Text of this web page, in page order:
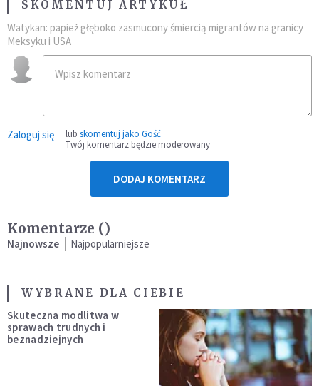
SKOMENTUJ ARTYKUŁ
Watykan: papież głęboko zasmucony śmiercią migrantów na granicy
Meksyku i USA
Zaloguj się lub skomentuj jako Gość
Twój komentarz będzie moderowany
DODAJ KOMENTARZ
Komentarze ()
Najnowsze Najpopularniejsze
WYBRANE DLA CIEBIE
Skuteczna modlitwa w
sprawach trudnych i
beznadziejnych